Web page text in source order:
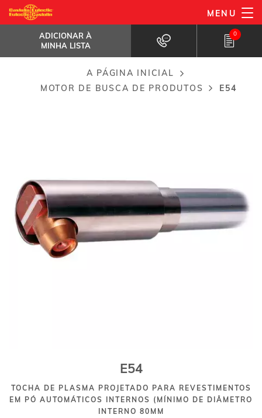
Passar
para
conteúdo
MENU
ADICIONAR À
MINHA LISTA
0
E54
ADICIONAR À MINHA LISTA
Breadcrumb
A PÁGINA INICIAL
MOTOR DE BUSCA DE PRODUTOS
E54
E54
TOCHA DE PLASMA PROJETADO PARA REVESTIMENTOS
EM PÓ AUTOMÁTICOS INTERNOS (MÍNIMO DE DIÂMETRO
INTERNO 80MM